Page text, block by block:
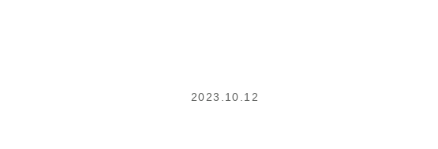
2023.10.12